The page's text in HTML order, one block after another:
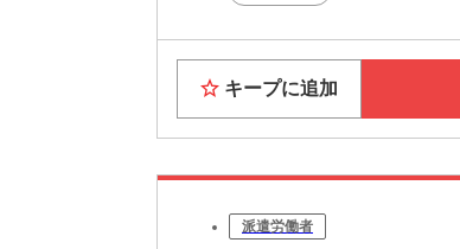
キープに追加
派遣労働者